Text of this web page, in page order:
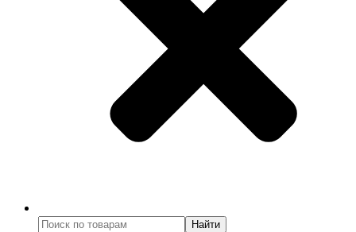
Найти